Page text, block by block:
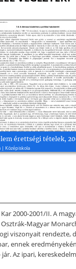
érettségi tételek,
| Középiskola
2000-2001/II. A
Magyar
viszonyait
ennek
Az ipari,